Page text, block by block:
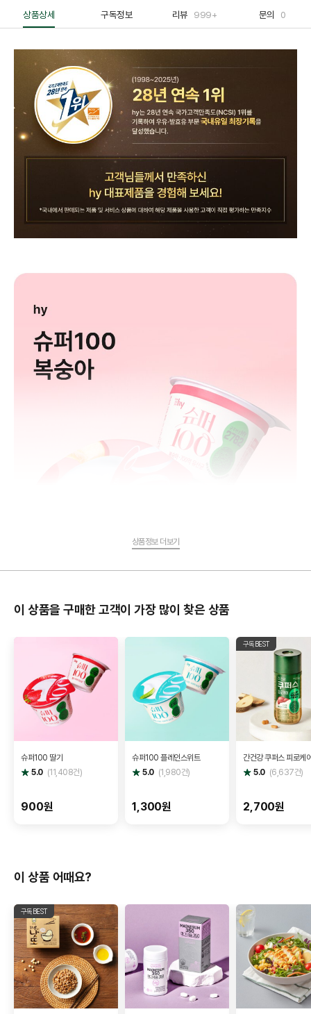
상품상세 구독정보 리뷰 999+ 문의 0
상품정보 더보기
이 상품을 구매한 고객이 가장 많이 찾은 상품
슈퍼100 딸기
별
점
5.0 (11,408건)
900원
슈퍼100 플레인스위트
별
점
5.0 (1,980건)
1,300원
구독BEST
간건강 쿠퍼스 피로케
별
점
5.0 (6,637건)
2,700원
이 상품 어때요?
구독BEST